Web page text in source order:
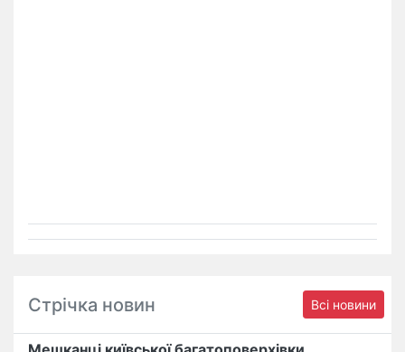
Стрічка новин Всі новини